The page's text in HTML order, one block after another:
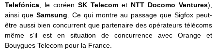
Telefónica , le coréen SK Telecom et NTT Docomo Ventures),
ainsi que Samsung . Ce qui montre au passage que Sigfox peut-
être aussi bien concurrent que partenaire des opérateurs télécoms
même s’il est en situation de concurrence avec Orange et
Bouygues Telecom pour la France.